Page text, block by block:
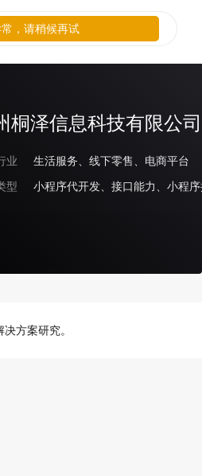
桐泽信息科技有限公司
业
生活服务、线下零售、电商平台
型
小程序代开发、接口能力、小程
方案研究。
，请稍候再试